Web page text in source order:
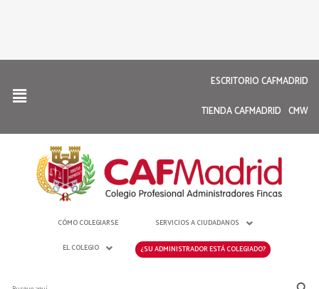
ESCRITORIO CAFMADRID
TIENDA CAFMADRID CMW
CÓMO COLEGIARSE SERVICIOS A CIUDADANOS
EL COLEGIO ¿SU ADMINISTRADOR ESTÁ COLEGIADO?